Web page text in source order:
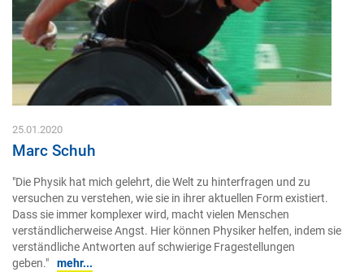
25.01.2020
Marc Schuh
"Die Physik hat mich gelehrt, die Welt zu hinterfragen und zu
versuchen zu verstehen, wie sie in ihrer aktuellen Form existiert.
Dass sie immer komplexer wird, macht vielen Menschen
verständlicherweise Angst. Hier können Physiker helfen, indem sie
verständliche Antworten auf schwierige Fragestellungen
geben." mehr...